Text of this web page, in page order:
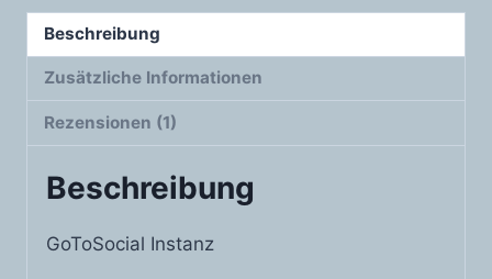
Beschreibung
Zusätzliche Informationen
Rezensionen (1)
Beschreibung
GoToSocial Instanz